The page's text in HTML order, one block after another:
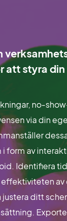
att styra
no-
via din
form av
Identifiera
av
justera ditt